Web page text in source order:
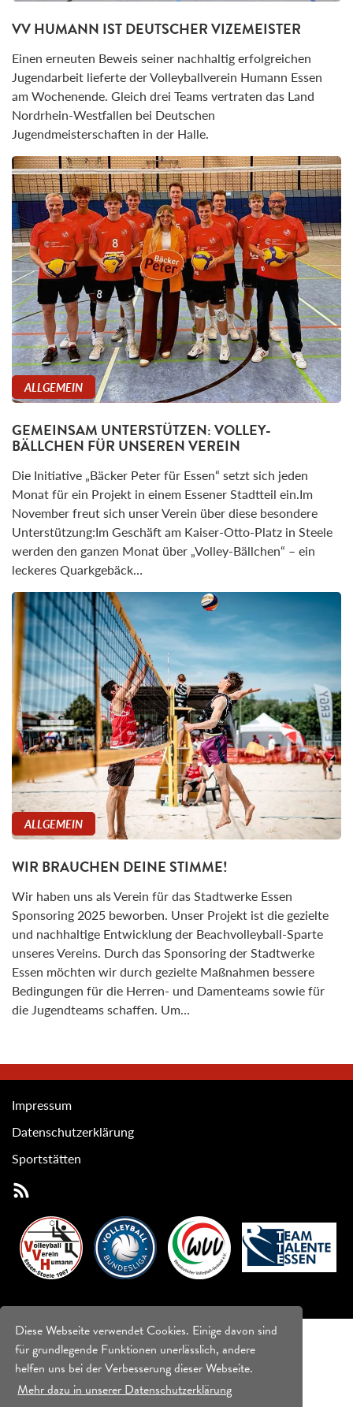
Diese Webseite verwendet Cookies. Einige davon sind
für grundlegende Funktionen unerlässlich, andere
helfen uns bei der Verbesserung dieser Webseite.
Mehr dazu in unserer Datenschutzerklärung
VV HUMANN IST DEUTSCHER VIZEMEISTER
Einen erneuten Beweis seiner nachhaltig erfolgreichen
Jugendarbeit lieferte der Volleyballverein Humann Essen
am Wochenende. Gleich drei Teams vertraten das Land
Nordrhein-Westfallen bei Deutschen
Jugendmeisterschaften in der Halle.
ALLGEMEIN
GEMEINSAM UNTERSTÜTZEN: VOLLEY-
BÄLLCHEN FÜR UNSEREN VEREIN
Die Initiative „Bäcker Peter für Essen“ setzt sich jeden
Monat für ein Projekt in einem Essener Stadtteil ein.Im
November freut sich unser Verein über diese besondere
Unterstützung:Im Geschäft am Kaiser-Otto-Platz in Steele
werden den ganzen Monat über „Volley-Bällchen“ – ein
leckeres Quarkgebäck…
ALLGEMEIN
WIR BRAUCHEN DEINE STIMME!
Wir haben uns als Verein für das Stadtwerke Essen
Sponsoring 2025 beworben. Unser Projekt ist die gezielte
und nachhaltige Entwicklung der Beachvolleyball-Sparte
unseres Vereins. Durch das Sponsoring der Stadtwerke
Essen möchten wir durch gezielte Maßnahmen bessere
Bedingungen für die Herren- und Damenteams sowie für
die Jugendteams schaffen. Um…
Impressum
Datenschutzerklärung
Sportstätten